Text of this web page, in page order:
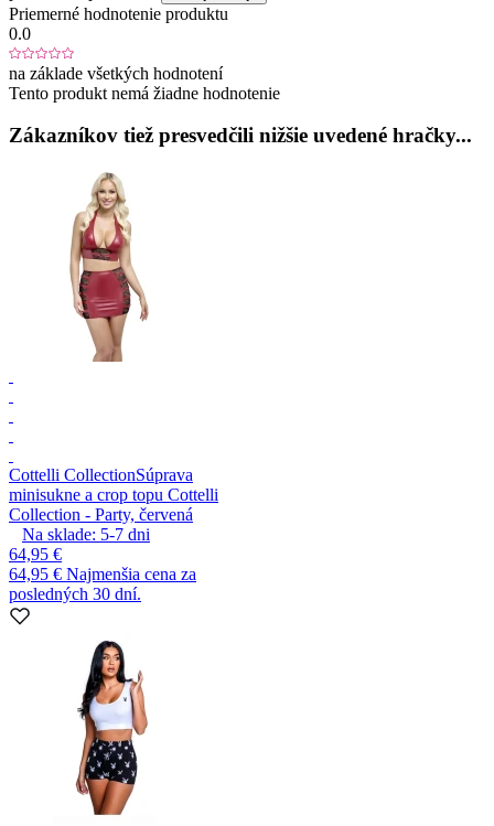
Priemerné hodnotenie produktu
0.0
na základe všetkých hodnotení
Tento produkt nemá žiadne hodnotenie
Zákazníkov tiež presvedčili nižšie uvedené hračky...
Cottelli CollectionSúprava
minisukne a crop topu Cottelli
Collection - Party, červená
Na sklade: 5-7 dni
64,95 €
64,95 € Najmenšia cena za
posledných 30 dní.